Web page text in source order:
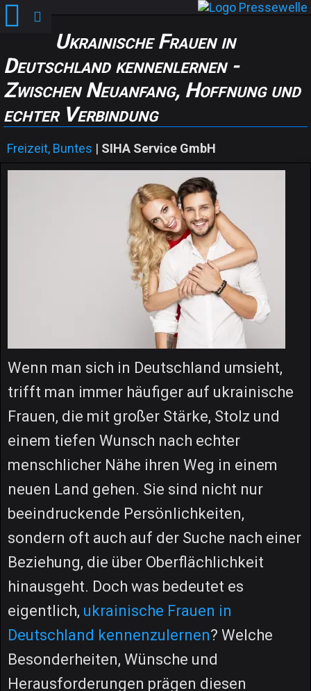
Ukrainische Frauen in
Deutschland kennenlernen -
Zwischen Neuanfang, Hoffnung und
echter Verbindung
Freizeit, Buntes | SIHA Service GmbH
Wenn man sich in Deutschland umsieht,
trifft man immer häufiger auf ukrainische
Frauen, die mit großer Stärke, Stolz und
einem tiefen Wunsch nach echter
menschlicher Nähe ihren Weg in einem
neuen Land gehen. Sie sind nicht nur
beeindruckende Persönlichkeiten,
sondern oft auch auf der Suche nach einer
Beziehung, die über Oberflächlichkeit
hinausgeht. Doch was bedeutet es
eigentlich, ukrainische Frauen in
Deutschland kennenzulernen? Welche
Besonderheiten, Wünsche und
Herausforderungen prägen diesen